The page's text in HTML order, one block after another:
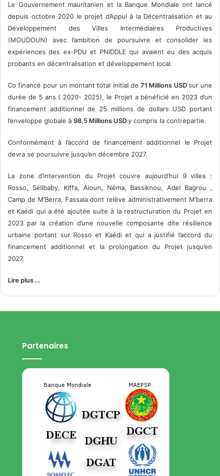
Le Gouvernement mauritanien et la Banque Mondiale ont lancé
depuis octobre 2020 le projet d’Appui à la Décentralisation et au
Développement des Villes Intermédiaires Productives
(MOUDOUN) avec l’ambition de poursuivre et consolider les
expériences des ex-PDU et PNIDDLE qui avaient eu des acquis
probants en décentralisation et développement local.
Co financé pour un montant total initial de 71 Millions USDsur une
durée de 5 ans ( 2020- 2025), le Projet a bénéficié en 2023 d’un
financement additionnel de 25 millions de dollars USD portant
l’enveloppe globale à 98,5 Millions USDy compris la contrepartie.
Conformément à l’accord de financement additionnel le Projet
devra se poursuivre jusqu’en décembre 2027.
La zone d’intervention du Projet couvre aujourd’hui 9 villes :
Rosso, Sélibaby, Kiffa, Aioun, Néma, Bassiknou, Adel Bagrou ,
Camp de M’Berra, Fassala dont relève administrativement M’berra
et Kaédi qui a été ajoutée suite à la restructuration du Projet en
2023 par la création d’une nouvelle composante dite résilience
urbaine portant sur Rosso et Kaédi et qui a justifié l’accord du
financement additionnel et la prolongation du Projet jusqu’en
2027.
Lire plus …
Partenaires